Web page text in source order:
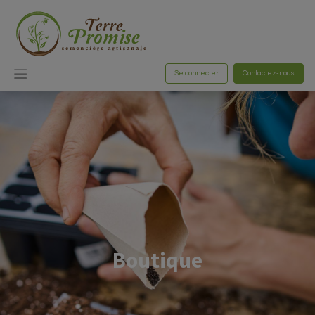
Se connecter Contactez-nous
Boutique